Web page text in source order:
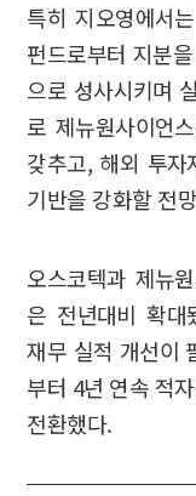
특히 지오영에서
펀드로부터 지분
으로 성사시키며
로 제뉴원사이언
갖추고, 해외 투
기반을 강화할 전
오스코텍과 제뉴
은 전년대비 확대
재무 실적 개선이
부터 4년 연속 적
전환했다.